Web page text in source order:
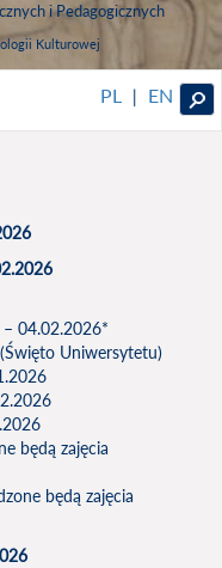
i Pedagogicznych
Kulturowej
PL | EN
04.02.2026*
Uniwersytetu)
będą zajęcia
będą zajęcia